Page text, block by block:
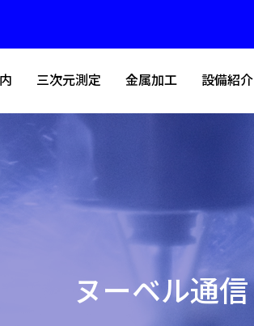
三次元測定 金属加工 設備紹介
ヌーベル通信